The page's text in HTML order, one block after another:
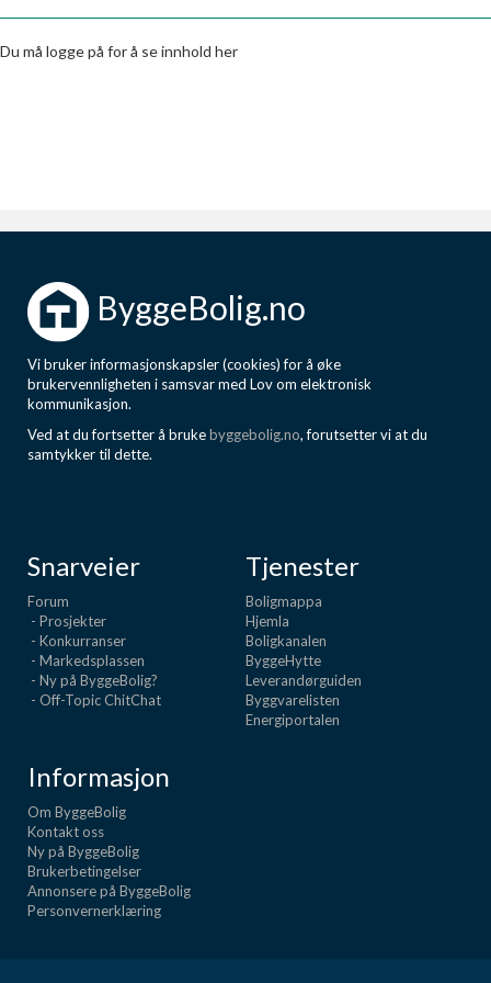
Boligmappa+
Få mer ut av Boligmappa
Du må logge på for å se innhold her
ByggeBolig.no
Vi bruker informasjonskapsler (cookies) for å øke
brukervennligheten i samsvar med Lov om elektronisk
kommunikasjon.
Ved at du fortsetter å brukebyggebolig.no, forutsetter vi at du
samtykker til dette.
Snarveier
Forum
- Prosjekter
- Konkurranser
- Markedsplassen
- Ny på ByggeBolig?
- Off-Topic ChitChat
Tjenester
Boligmappa
Hjemla
Boligkanalen
ByggeHytte
Leverandørguiden
Byggvarelisten
Energiportalen
Informasjon
Om ByggeBolig
Kontakt oss
Ny på ByggeBolig
Brukerbetingelser
Annonsere på ByggeBolig
Personvernerklæring